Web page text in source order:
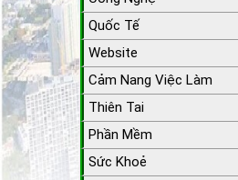
Quốc Tế
Website
Cảm Nang Việc Làm
Thiên Tai
Phần Mềm
Sức Khoẻ